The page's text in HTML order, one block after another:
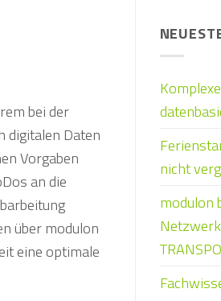
bei der
digitalen Daten
Vorgaben
an die
über modulon
eine optimale
nicht
modulon